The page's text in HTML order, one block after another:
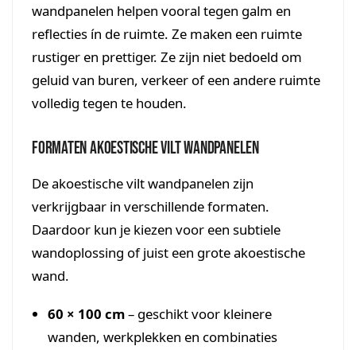
wandpanelen helpen vooral tegen galm en
reflecties ín de ruimte. Ze maken een ruimte
rustiger en prettiger. Ze zijn niet bedoeld om
geluid van buren, verkeer of een andere ruimte
volledig tegen te houden.
Formaten akoestische vilt wandpanelen
De akoestische vilt wandpanelen zijn
verkrijgbaar in verschillende formaten.
Daardoor kun je kiezen voor een subtiele
wandoplossing of juist een grote akoestische
wand.
60 × 100 cm– geschikt voor kleinere
wanden, werkplekken en combinaties